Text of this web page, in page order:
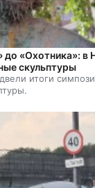
до «Охотника»: в
скульптуры
итоги